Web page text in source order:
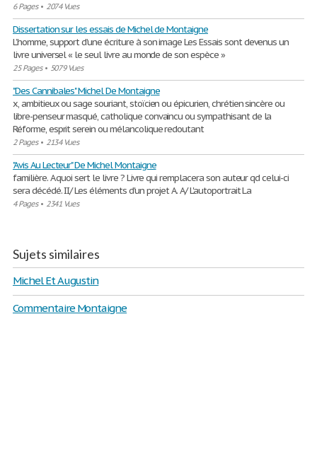
6 Pages• 2074 Vues
Dissertation sur les essais de Michel de Montaigne
L’homme, support d’une écriture à son image Les Essais sont devenus un
livre universel « le seul livre au monde de son espèce »
25 Pages• 5079 Vues
"Des Cannibales" Michel De Montaigne
x, ambitieux ou sage souriant, stoïcien ou épicurien, chrétien sincère ou
libre-penseur masqué, catholique convaincu ou sympathisant de la
Réforme, esprit serein ou mélancolique redoutant
2 Pages• 2134 Vues
"Avis Au Lecteur" De Michel Montaigne
familière. A quoi sert le livre ? Livre qui remplacera son auteur qd celui-ci
sera décédé. II/ Les éléments d'un projet A. A/ L'autoportrait La
4 Pages• 2341 Vues
Sujets similaires
Michel Et Augustin
Commentaire Montaigne